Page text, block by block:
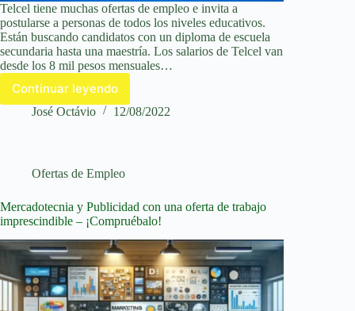
Telcel tiene muchas ofertas de empleo e invita a
postularse a personas de todos los niveles educativos.
Están buscando candidatos con un diploma de escuela
secundaria hasta una maestría. Los salarios de Telcel van
desde los 8 mil pesos mensuales…
Continuar leyendo
Ofertas
de
Telcel
¡No
te
las
pierdas!
José Octávio 12/08/2022
Ofertas de Empleo
Mercadotecnia y Publicidad con una oferta de trabajo
imprescindible – ¡Compruébalo!